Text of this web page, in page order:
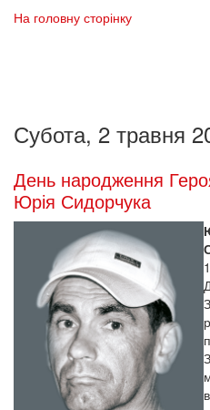
На головну сторінку
Субота, 2 травня
День народження
Юрія Сидорчука